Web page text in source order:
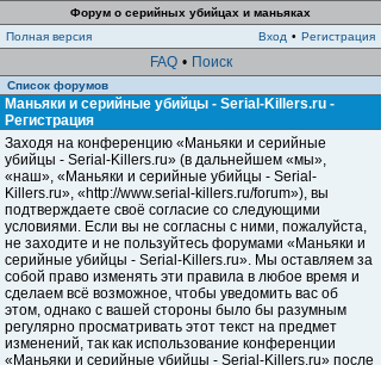
Форум о серийных убийцах и маньяках
Полная версия
Вход • Регистрация
FAQ • Поиск
Список форумов
Маньяки и серийные убийцы - Serial-Killers.ru -
Регистрация
Заходя на конференцию «Маньяки и серийные
убийцы - Serial-Killers.ru» (в дальнейшем «мы»,
«наш», «Маньяки и серийные убийцы - Serial-
Killers.ru», «http://www.serial-killers.ru/forum»), вы
подтверждаете своё согласие со следующими
условиями. Если вы не согласны с ними, пожалуйста,
не заходите и не пользуйтесь форумами «Маньяки и
серийные убийцы - Serial-Killers.ru». Мы оставляем за
собой право изменять эти правила в любое время и
сделаем всё возможное, чтобы уведомить вас об
этом, однако с вашей стороны было бы разумным
регулярно просматривать этот текст на предмет
изменений, так как использование конференции
«Маньяки и серийные убийцы - Serial-Killers.ru» после